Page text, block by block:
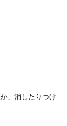
、消したりつけ